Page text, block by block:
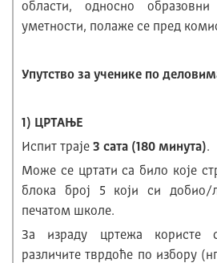
области, односно
уметности, полаже се пред
Упутство за ученике по
1) ЦРТАЊЕ
Испит траје 3 сата (180 минута).
Може се цртати са било које
блока број 5 који си добио/
печатом школе.
За израду цртежа користе
различите тврдоће по избору